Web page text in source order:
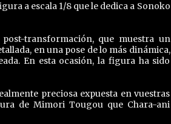
a escala 1/8 que le dedica a Sonoko
transformación, que muestra un
en una pose de lo más dinámica,
En esta ocasión, la figura ha sido
preciosa expuesta en vuestras
de Mimori Tougou que Chara-ani